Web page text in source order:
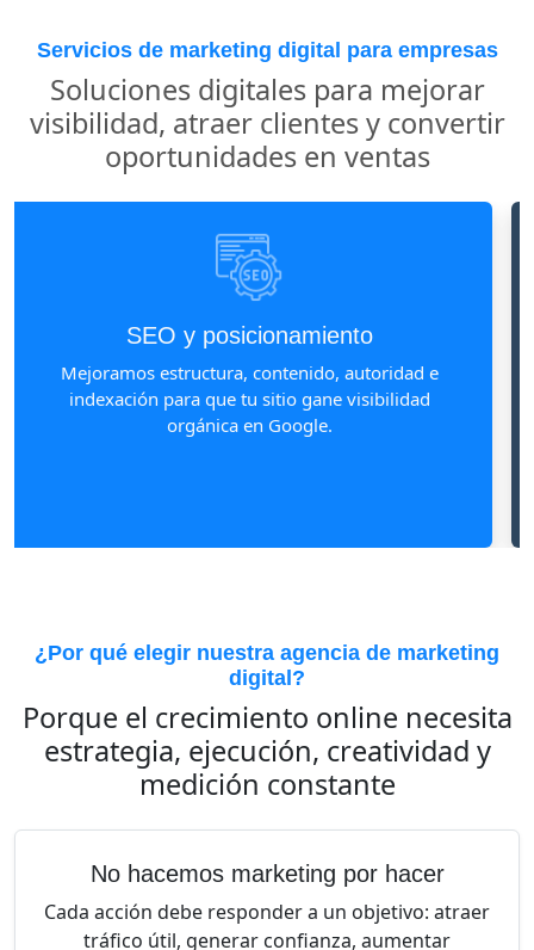
Servicios de marketing digital para empresas
Soluciones digitales para mejorar
visibilidad, atraer clientes y convertir
oportunidades en ventas
SEO y posicionamiento
Mejoramos estructura, contenido, autoridad e
indexación para que tu sitio gane visibilidad
orgánica en Google.
¿Por qué elegir nuestra agencia de marketing
digital?
Porque el crecimiento online necesita
estrategia, ejecución, creatividad y
medición constante
No hacemos marketing por hacer
Cada acción debe responder a un objetivo: atraer
tráfico útil, generar confianza, aumentar